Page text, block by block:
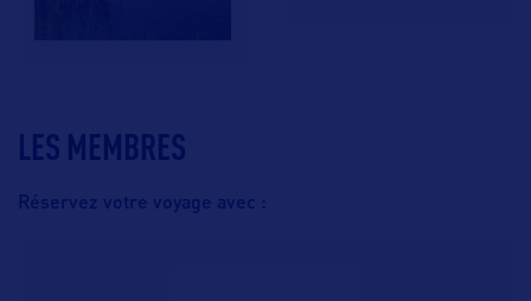
LES MEMBRES
Réservez votre voyage avec :